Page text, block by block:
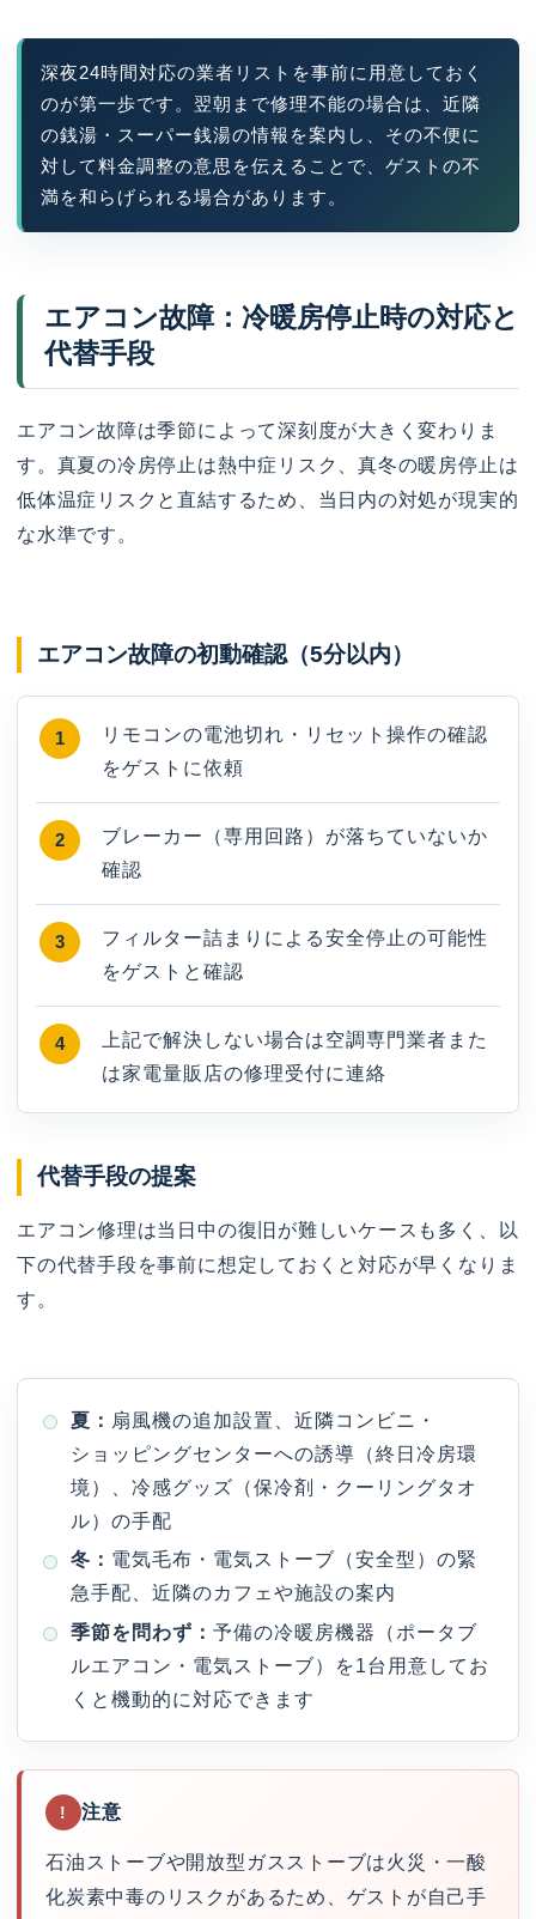
深夜24時間対応の業者リストを事前に用意しておく
のが第一歩です。翌朝まで修理不能の場合は、近隣
の銭湯・スーパー銭湯の情報を案内し、その不便に
対して料金調整の意思を伝えることで、ゲストの不
満を和らげられる場合があります。
エアコン故障：冷暖房停止時の対応と
代替手段
エアコン故障は季節によって深刻度が大きく変わりま
す。真夏の冷房停止は熱中症リスク、真冬の暖房停止は
低体温症リスクと直結するため、当日内の対処が現実的
な水準です。
エアコン故障の初動確認（5分以内）
リモコンの電池切れ・リセット操作の確認
をゲストに依頼
ブレーカー（専用回路）が落ちていないか
確認
フィルター詰まりによる安全停止の可能性
をゲストと確認
上記で解決しない場合は空調専門業者また
は家電量販店の修理受付に連絡
代替手段の提案
エアコン修理は当日中の復旧が難しいケースも多く、以
下の代替手段を事前に想定しておくと対応が早くなりま
す。
夏： 扇風機の追加設置、近隣コンビニ・
ショッピングセンターへの誘導（終日冷房環
境）、冷感グッズ（保冷剤・クーリングタオ
ル）の手配
冬： 電気毛布・電気ストーブ（安全型）の緊
急手配、近隣のカフェや施設の案内
季節を問わず：予備の冷暖房機器（ポータブ
ルエアコン・電気ストーブ）を1台用意してお
くと機動的に対応できます
! 注意
石油ストーブや開放型ガスストーブは火災・一酸
化炭素中毒のリスクがあるため、ゲストが自己手